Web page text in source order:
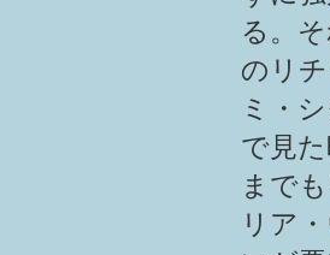
る。
のリ
ミ・
で見
まで
リア